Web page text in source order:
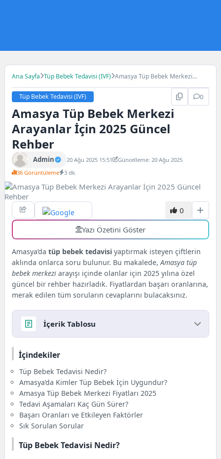
Ana Sayfa Tüp Bebek Tedavisi (IVF) Amasya Tüp Bebek Merkezi
Tüp Bebek Tedavisi (IVF) 0
Amasya Tüp Bebek Merkezi
Arayanlar İçin 2025 Güncel
Rehber
Admin 20 Ağu 2025 15:51
Güncelleme: 20 Ağu 2025
36 Görüntüleme
3 dk.
0
Yazı Özetini Göster
Amasya’datüp bebek tedavisi yaptırmak isteyen çiftlerin
aklında onlarca soru bulunur. Bu makalede,Amasya tüp
bebek merkezi arayışı içinde olanlar için 2025 yılına özel
güncel bir rehber hazırladık. Fiyatlardan başarı oranlarına,
merak edilen tüm soruların cevaplarını bulacaksınız.
İçerik Tablosu
Tüp Bebek Tedavisi Nedir?
Amasya’da Kimler Tüp Bebek İçin Uygundur?
Amasya Tüp Bebek Merkezi Fiyatları 2025
Tedavi Aşamaları Kaç Gün Sürer?
Başarı Oranları ve Etkileyen Faktörler
Sık Sorulan Sorular
Sonuç
İçindekiler
Tüp Bebek Tedavisi Nedir?
Amasya’da Kimler Tüp Bebek İçin Uygundur?
Amasya Tüp Bebek Merkezi Fiyatları 2025
Tedavi Aşamaları Kaç Gün Sürer?
Başarı Oranları ve Etkileyen Faktörler
Sık Sorulan Sorular
Tüp Bebek Tedavisi Nedir?